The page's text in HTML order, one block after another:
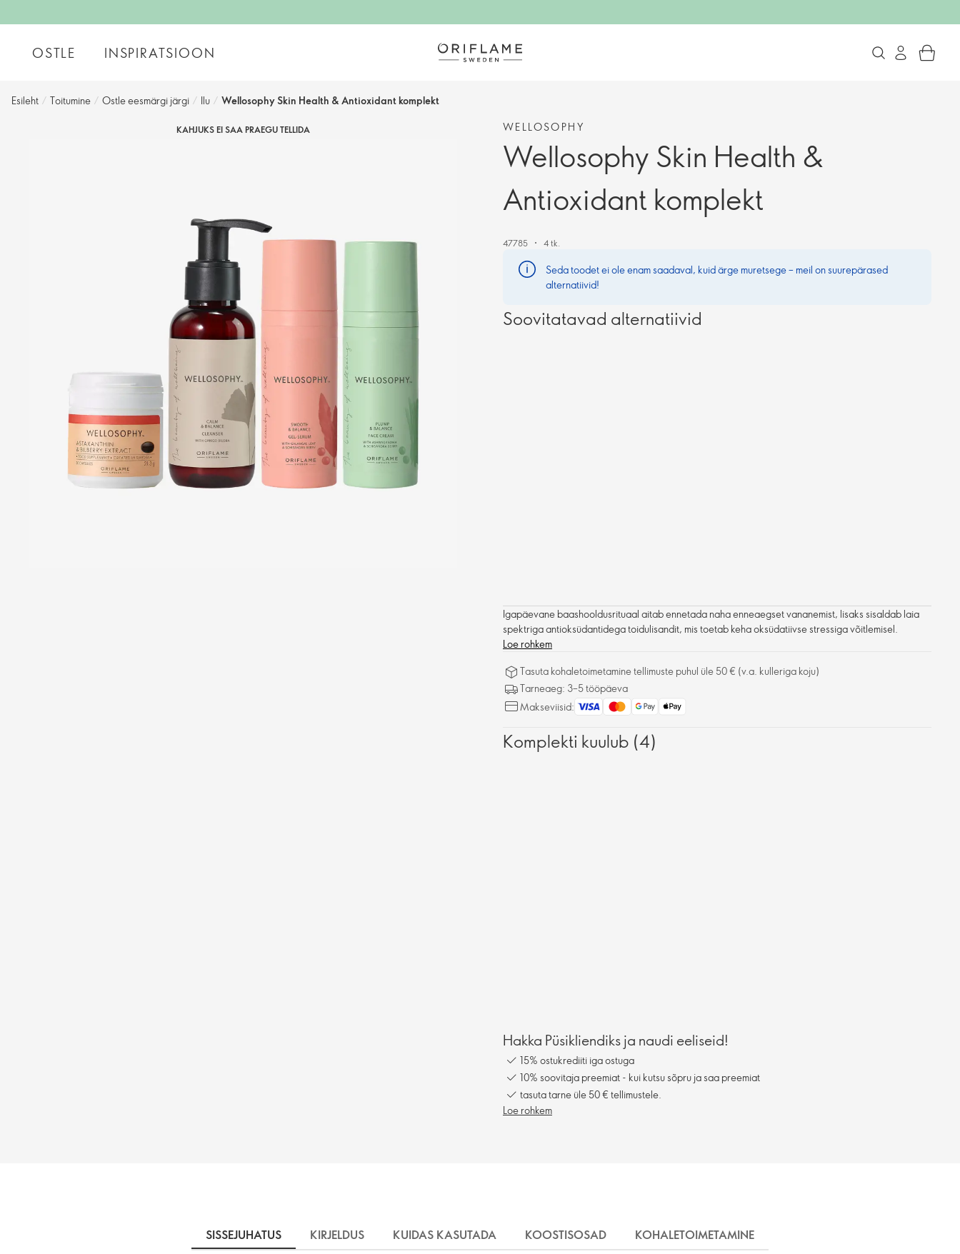
OSTLE INSPIRATSIOON
Esileht / Toitumine / Ostle eesmärgi järgi / Ilu / Wellosophy Skin Health & Antioxidant komplekt
KAHJUKS EI SAA PRAEGU TELLIDA WELLOSOPHY
Wellosophy Skin Health &
Antioxidant komplekt
47785 4 tk.
Seda toodet ei ole enam saadaval, kuid ärge muretsege – meil on suurepärased
alternatiivid!
Soovitatavad alternatiivid
Igapäevane baashooldusrituaal aitab ennetada naha enneaegset vananemist, lisaks sisaldab laia
spektriga antioksüdantidega toidulisandit, mis toetab keha oksüdatiivse stressiga võitlemisel.
Loe rohkem
Tasuta kohaletoimetamine tellimuste puhul üle 50 € (v.a. kulleriga koju)
Tarneaeg: 3–5 tööpäeva
Makseviisid:
Komplekti kuulub (4)
Hakka Püsikliendiks ja naudi eeliseid!
15% ostukrediiti iga ostuga
10% soovitaja preemiat - kui kutsu sõpru ja saa preemiat
tasuta tarne üle 50 € tellimustele.
Loe rohkem
SISSEJUHATUS KIRJELDUS KUIDAS KASUTADA KOOSTISOSAD KOHALETOIMETAMINE